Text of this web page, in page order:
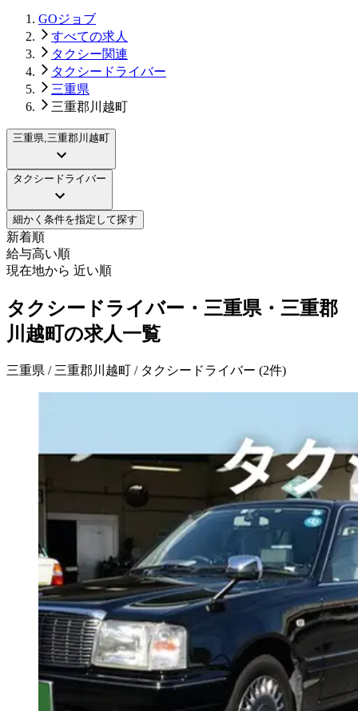
GOジョブ
すべての求人
タクシー関連
タクシードライバー
三重県
三重郡川越町
三重県,三重郡川越町
タクシードライバー
細かく条件を指定して探す
新着順
給与高い順
現在地から 近い順
タクシードライバー・三重県・三重郡
川越町の求人一覧
三重県 / 三重郡川越町 / タクシードライバー (2件)